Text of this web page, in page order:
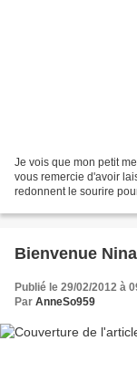
Je vois que mon petit
vous remercie d'avoir
redonnent le sourire
Bienvenue
Publié le 29/02/2012 à
Par AnneSo959